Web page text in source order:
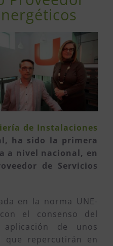
de Instalaciones
ha sido la primera
a nivel nacional, en
de Servicios
en la norma UNE-
el consenso del
de unos
que repercutirán en